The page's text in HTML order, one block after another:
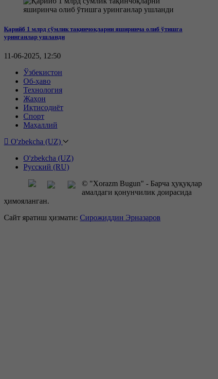
Қарийб 1 млрд сўмлик тақинчоқларни яширинча олиб ўтишга
уринганлар ушланди
11-06-2025, 12:50
Ўзбекистон
Об-ҳаво
Технология
Жаҳон
Иқтисодиёт
Спорт
Маҳаллий
O'zbekcha (UZ)
O'zbekcha (UZ)
Русский (RU)
© "Xorazm Bugun" - Барча ҳуқуқлар
амалдаги қонунчилик доирасида
ҳимояланган.
Сайт яратиш ҳизмати: Сирожиддин Эрназаров